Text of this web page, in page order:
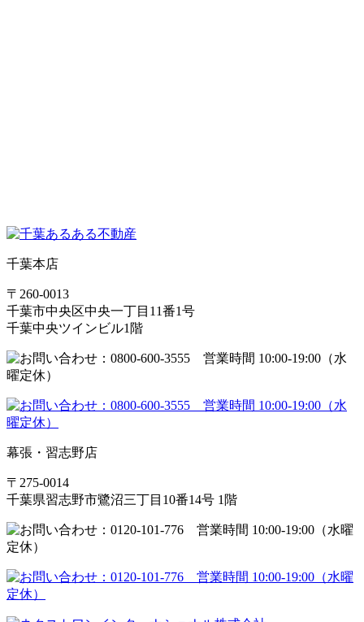
千葉本店
〒260-0013
千葉市中央区中央一丁目11番1号
千葉中央ツインビル1階
幕張・習志野店
〒275-0014
千葉県習志野市鷺沼三丁目10番14号 1階